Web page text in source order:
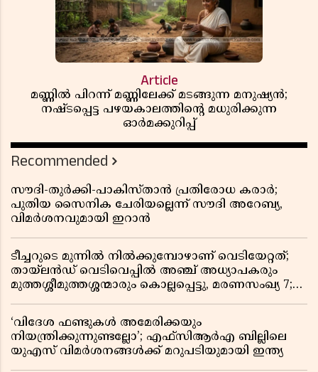
Article
മണ്ണിൽ പിറന്ന് മണ്ണിലേക്ക് മടങ്ങുന്ന മനുഷ്യൻ;
നഷ്ടപ്പെട്ട പഴയകാലത്തിൻ്റെ മധുരിക്കുന്ന
ഓർമക്കുറിപ്പ്
Recommended
സൗദി-തുർക്കി-പാകിസ്താൻ പ്രതിരോധ കരാർ;
പുതിയ സൈനിക ചേരിയല്ലെന്ന് സൗദി അറേബ്യ,
വിമർശനവുമായി ഇറാൻ
ടീച്ചറുടെ മുന്നിൽ നിൽക്കുമ്പോഴാണ് വെടിയേറ്റത്;
തായ്‌ലൻഡ് വെടിവെപ്പിൽ അഞ്ച് അധ്യാപകരും
മുത്തശ്ശീമുത്തശ്ശന്മാരും കൊല്ലപ്പെട്ടു, മരണസംഖ്യ 7;
‘വിദേശ ഫണ്ടുകൾ അമേരിക്കയും
നിയന്ത്രിക്കുന്നുണ്ടല്ലോ’; എഫ്സിആർഎ ബില്ലിലെ
യുഎസ് വിമർശനങ്ങൾക്ക് മറുപടിയുമായി ഇന്ത്യ